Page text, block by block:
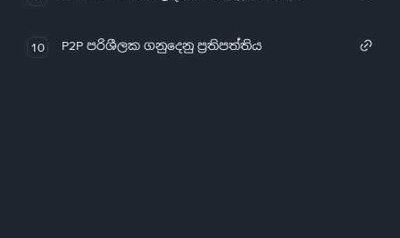
10 P2P පරිශීලක ගනුදෙනු ප්‍රතිපත්තිය